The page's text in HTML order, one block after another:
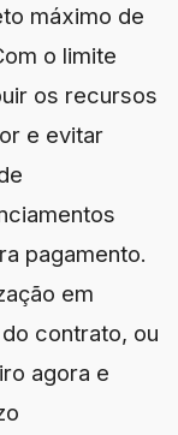
máximo de
o limite
os recursos
e evitar
pagamento.
em
contrato, ou
agora e